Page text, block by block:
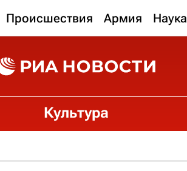
Происшествия Армия Наука
Культура